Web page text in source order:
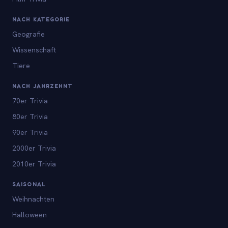
NACH KATEGORIE
Geografie
Wissenschaft
Tiere
NACH JAHRZEHNT
70er Trivia
80er Trivia
90er Trivia
2000er Trivia
2010er Trivia
SAISONAL
Weihnachten
Halloween